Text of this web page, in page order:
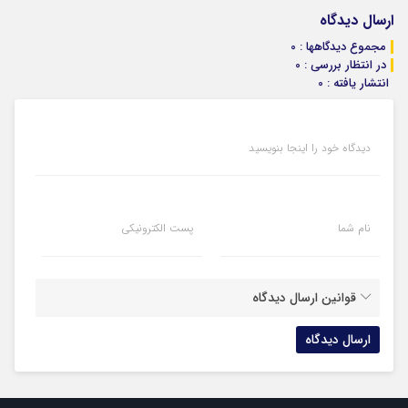
ارسال دیدگاه
مجموع دیدگاهها : 0
در انتظار بررسی : 0
انتشار یافته : 0
دیدگاه خود را اینجا بنویسید
نام شما پست الکترونیکی
قوانین ارسال دیدگاه